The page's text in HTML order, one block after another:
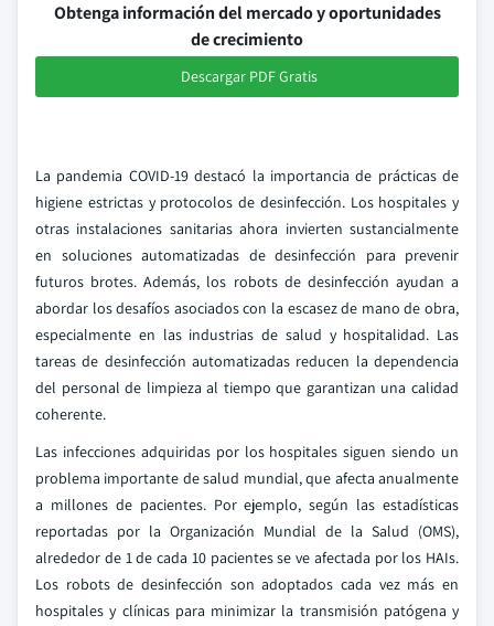
Obtenga información del mercado y oportunidades
de crecimiento
Descargar PDF Gratis
La pandemia COVID-19 destacó la importancia de prácticas de
higiene estrictas y protocolos de desinfección. Los hospitales y
otras instalaciones sanitarias ahora invierten sustancialmente
en soluciones automatizadas de desinfección para prevenir
futuros brotes. Además, los robots de desinfección ayudan a
abordar los desafíos asociados con la escasez de mano de obra,
especialmente en las industrias de salud y hospitalidad. Las
tareas de desinfección automatizadas reducen la dependencia
del personal de limpieza al tiempo que garantizan una calidad
coherente.
Las infecciones adquiridas por los hospitales siguen siendo un
problema importante de salud mundial, que afecta anualmente
a millones de pacientes. Por ejemplo, según las estadísticas
reportadas por la Organización Mundial de la Salud (OMS),
alrededor de 1 de cada 10 pacientes se ve afectada por los HAIs.
Los robots de desinfección son adoptados cada vez más en
hospitales y clínicas para minimizar la transmisión patógena y